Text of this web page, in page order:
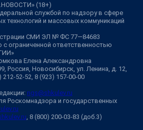
(18+)
службой по надзору в сфере
технологий и массовых коммуникаций
СМИ ЭЛ № ФС 77—84683
ограниченной ответственностью
Елена Александровна
Россия, Новосибирск, ул. Ленина, д. 12,
52-52, 8 (923) 157-00-00
ngs@shkulev.ru
Роскомнадзора и государственных
, 8 (800) 200-03-83 (доб.3)